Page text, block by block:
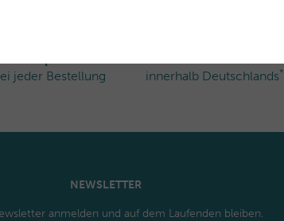
jeder Bestellung
innerhalb Deutschlands
NEWSLETTER
anmelden und auf dem Laufenden bleiben.